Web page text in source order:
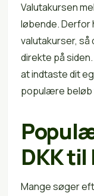
Valutakursen
løbende. Derfor
valutakurser, så
direkte på
at indtaste dit
populære beløb
DKK til
Mange søger